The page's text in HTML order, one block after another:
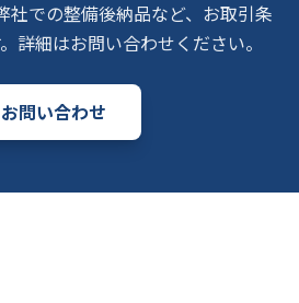
社での整備後納品など、お取引条
詳細はお問い合わせください。
お問い合わせ